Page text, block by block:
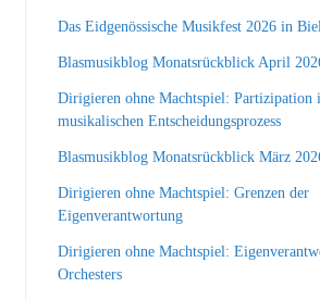
Das Eidgenössische Musikfest 2026 in
Blasmusikblog Monatsrückblick April
Dirigieren ohne Machtspiel: Partizipation
musikalischen Entscheidungsprozess
Blasmusikblog Monatsrückblick März
Dirigieren ohne Machtspiel: Grenzen der
Eigenverantwortung
Dirigieren ohne Machtspiel:
Orchesters